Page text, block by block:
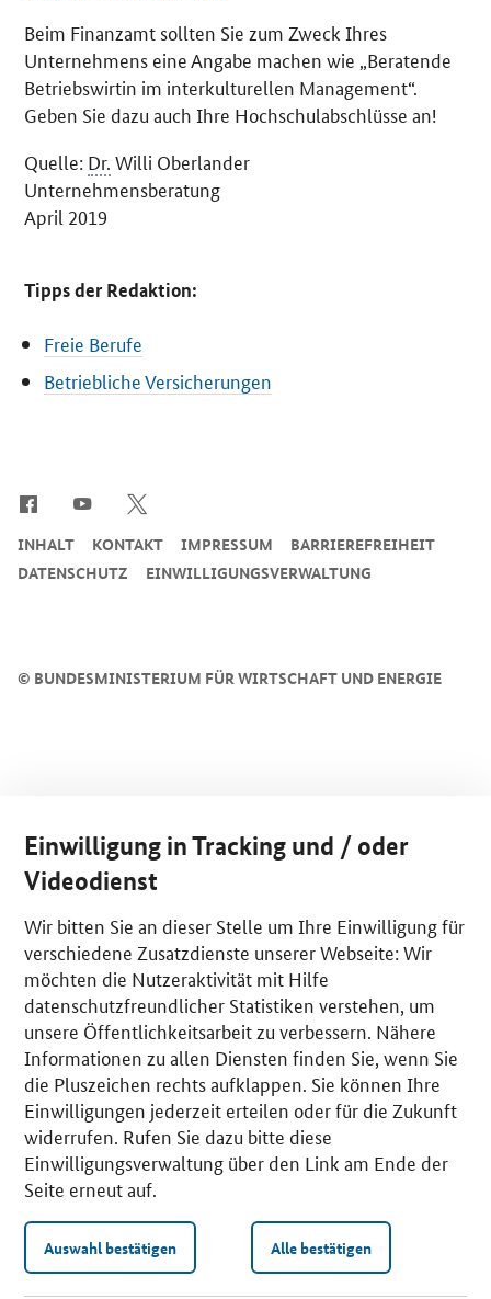
Beim Finanzamt sollten Sie zum Zweck Ihres
Unternehmens eine Angabe machen wie „Beratende
Betriebswirtin im interkulturellen Management“.
Geben Sie dazu auch Ihre Hochschulabschlüsse an!
Quelle: Dr. Willi Oberlander
Unternehmensberatung
April 2019
Tipps der Redaktion:
Freie Berufe
Betriebliche Versicherungen
© BUNDESMINISTERIUM FÜR WIRTSCHAFT UND ENERGIE
INHALT KONTAKT IMPRESSUM
BARRIEREFREIHEIT
DATENSCHUTZ
EINWILLIGUNGSVERWALTUNG
Einwilligung in Tracking und / oder
Videodienst
Wir bitten Sie an dieser Stelle um Ihre Einwilligung für
verschiedene Zusatzdienste unserer Webseite: Wir
möchten die Nutzeraktivität mit Hilfe
datenschutzfreundlicher Statistiken verstehen, um
unsere Öffentlichkeitsarbeit zu verbessern. Nähere
Informationen zu allen Diensten finden Sie, wenn Sie
die Pluszeichen rechts aufklappen. Sie können Ihre
Einwilligungen jederzeit erteilen oder für die Zukunft
widerrufen. Rufen Sie dazu bitte diese
Einwilligungsverwaltung über den Link am Ende der
Seite erneut auf.
Auswahl bestätigen Alle bestätigen